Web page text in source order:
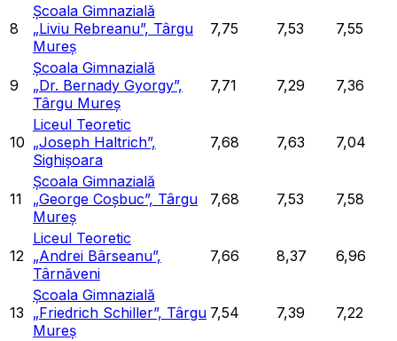
8
Școala Gimnazială
„Liviu Rebreanu”, Târgu
Mureș
7,75 7,53 7,55
9
Școala Gimnazială
„Dr. Bernady Gyorgy”,
Târgu Mureș
7,71 7,29 7,36
10
Liceul Teoretic
„Joseph Haltrich”,
Sighișoara
7,68 7,63 7,04
11
Școala Gimnazială
„George Coșbuc”, Târgu
Mureș
7,68 7,53 7,58
12
Liceul Teoretic
„Andrei Bârseanu”,
Târnăveni
7,66 8,37 6,96
13
Școala Gimnazială
„Friedrich Schiller”, Târgu
Mureș
7,54 7,39 7,22